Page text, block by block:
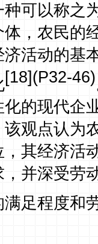
可以称之
，农民的
活动的基
[18](P32-46)
的现代企
观点认为
其经济活
并深受劳
足程度和